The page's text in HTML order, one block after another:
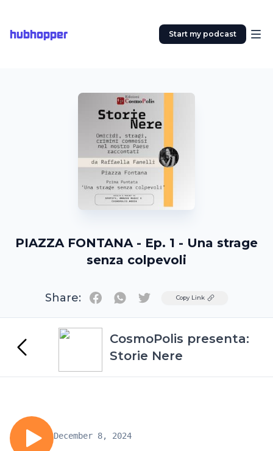
hubhopper Start my podcast
PIAZZA FONTANA - Ep. 1 - Una strage
senza colpevoli
Share: TwitterCopy Link
CosmoPolis presenta:
Storie Nere
December 8, 2024